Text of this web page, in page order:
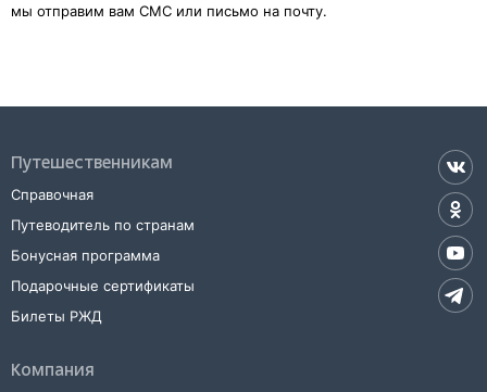
мы отправим вам СМС или письмо на почту.
Путешественникам
Справочная
Путеводитель по странам
Бонусная программа
Подарочные сертификаты
Билеты РЖД
Компания